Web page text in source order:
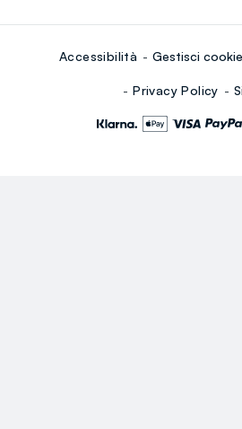
Accessibilità Gestisci cookie
Privacy Policy